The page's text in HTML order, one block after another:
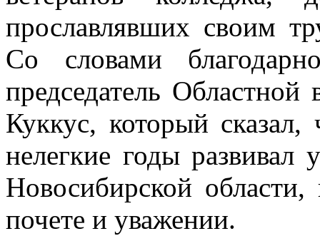
прославлявших своим
Со словами
председатель
Куккус, который
нелегкие годы развивал
Новосибирской
почете и уважении.